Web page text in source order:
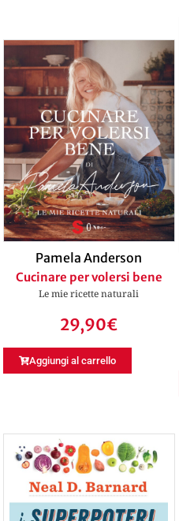
Pamela Anderson
Cucinare per volersi bene
Le mie ricette naturali
29,90€
Aggiungi al carrello